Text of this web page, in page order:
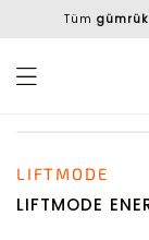
Tüm
LIFTMODE
LIFTMODE